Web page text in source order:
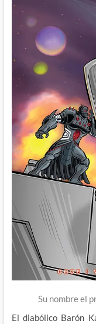
Su nombre el
El diabólico Barón